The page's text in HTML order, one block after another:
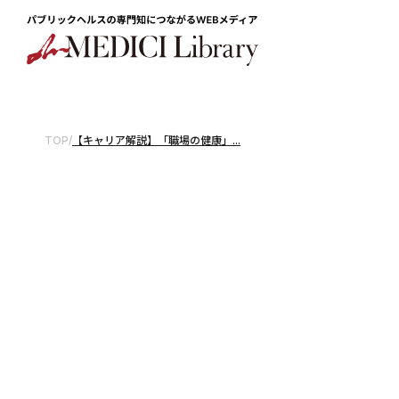
TOP/ 【キャリア解説】「職場の健康」...